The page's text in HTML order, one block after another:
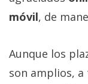
Foros
móvil, de
Aunque los
son amplios,